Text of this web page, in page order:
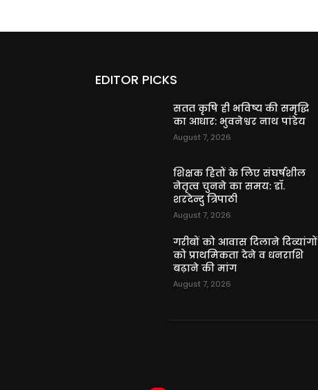
EDITOR PICKS
सतत कृषि ही भविष्य की समृद्धि
का आधार: भुवनेश्वर नाथ पांडेय
August 7, 2026
शिक्षक हितों के लिए संघर्षशील
नेतृत्व चुनने का समय: डॉ.
शरदेन्दु त्रिपाठी
August 7, 2026
गरीबों को आवास दिलाने दिव्यांगों
को प्राथमिकता देने व धनराशि
बढ़ाने की मांग
August 7, 2026